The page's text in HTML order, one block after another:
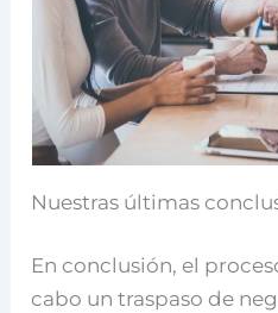
Nuestras últimas
En conclusión, el
cabo un traspaso de